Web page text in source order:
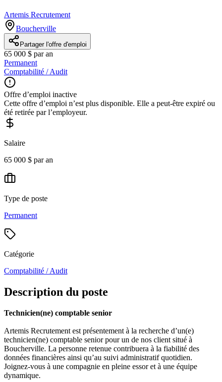
Artemis Recrutement
Boucherville
Partager l'offre d'emploi
65 000 $ par an
Permanent
Comptabilité / Audit
Offre d’emploi inactive
Cette offre d’emploi n’est plus disponible. Elle a peut-être expiré ou
été retirée par l’employeur.
Salaire
65 000 $ par an
Type de poste
Permanent
Catégorie
Comptabilité / Audit
Description du poste
Technicien(ne) comptable senior
Artemis Recrutement est présentement à la recherche d’un(e)
technicien(ne) comptable senior pour un de nos client situé à
Boucherville. La personne retenue contribuera à la fiabilité des
données financières ainsi qu’au suivi administratif quotidien.
Joignez-vous à une compagnie en pleine essor et à une équipe
dynamique.